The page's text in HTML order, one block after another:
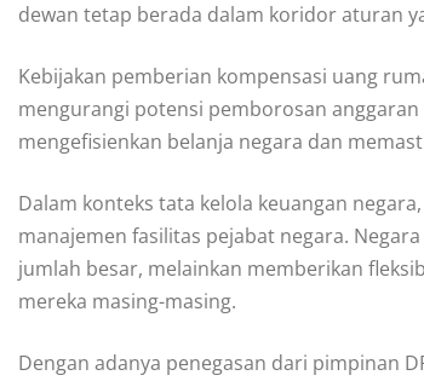
dewan tetap berada dalam koridor aturan
Kebijakan pemberian kompensasi uang
mengurangi potensi pemborosan
mengefisienkan belanja negara dan
Dalam konteks tata kelola keuangan
manajemen fasilitas pejabat negara.
jumlah besar, melainkan memberikan
mereka masing-masing.
Dengan adanya penegasan dari pimpinan